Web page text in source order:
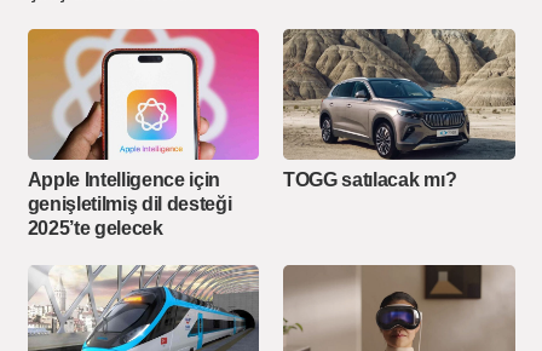
Apple Intelligence için
genişletilmiş dil desteği
2025’te gelecek
TOGG satılacak mı?